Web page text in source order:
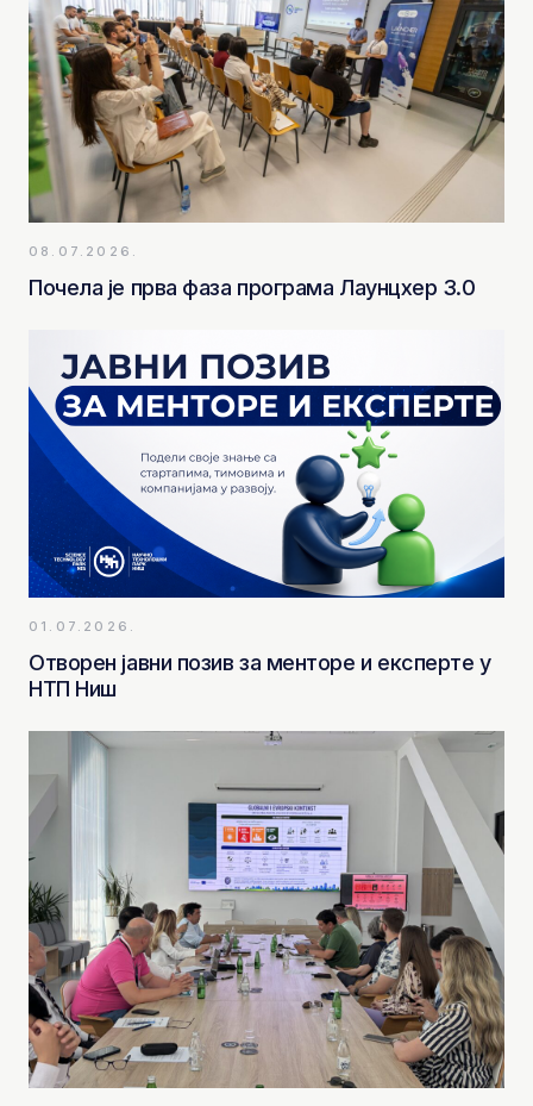
08.07.2026.
Почела је прва фаза програма Лаунцхер 3.0
01.07.2026.
Отворен јавни позив за менторе и експерте у
НТП Ниш